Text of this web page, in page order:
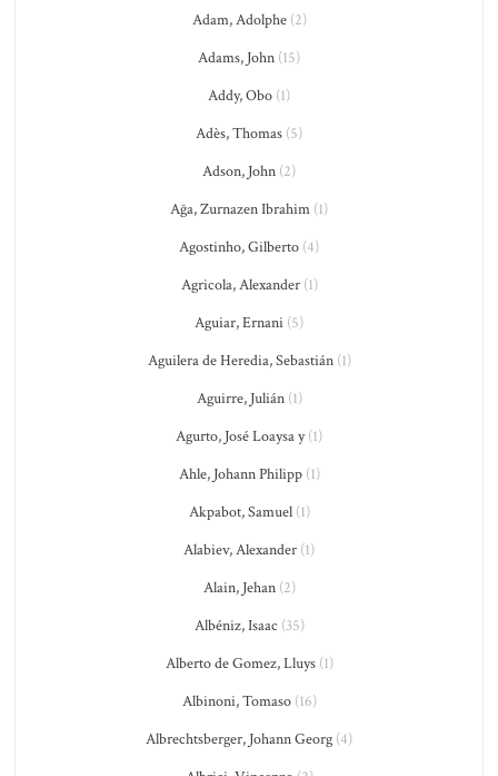
Adam, Adolphe(2)
Adams, John (15)
Addy, Obo (1)
Adès, Thomas (5)
Adson, John (2)
Ağa, Zurnazen Ibrahim (1)
Agostinho, Gilberto (4)
Agricola, Alexander(1)
Aguiar, Ernani (5)
Aguilera de Heredia, Sebastián(1)
Aguirre, Julián(1)
Agurto, José Loaysa y(1)
Ahle, Johann Philipp(1)
Akpabot, Samuel(1)
Alabiev, Alexander (1)
Alain, Jehan(2)
Albéniz, Isaac (35)
Alberto de Gomez, Lluys(1)
Albinoni, Tomaso(16)
Albrechtsberger, Johann Georg (4)